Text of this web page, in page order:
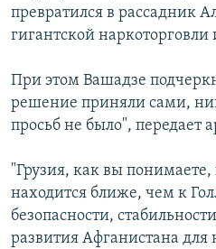
превратился в рассадник
гигантской наркоторговли
При этом Вашадзе
решение приняли сами,
просьб не было", передает
"Грузия, как вы
находится ближе, чем к
безопасности,
развития Афганистана для